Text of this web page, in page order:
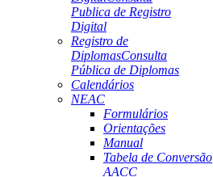
Publica de Registro
Digital
Registro de
DiplomasConsulta
Pública de Diplomas
Calendários
NEAC
Formulários
Orientações
Manual
Tabela de Conversão
AACC